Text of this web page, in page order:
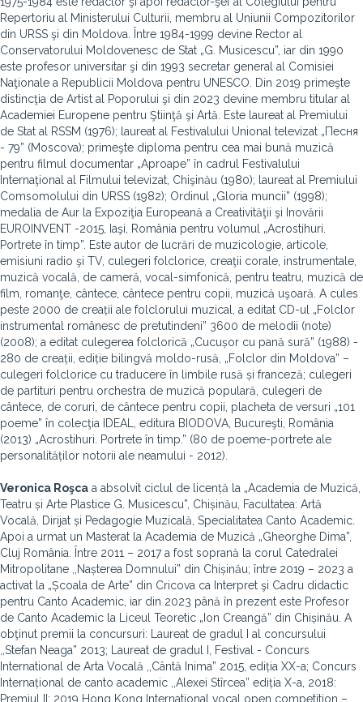
Repertoriu al Ministerului Culturii, membru al Uniunii Compozitorilor
din URSS şi din Moldova. Între 1984-1999 devine Rector al
Conservatorului Moldovenesc de Stat „G. Musicescu”, iar din 1990
este profesor universitar şi din 1993 secretar general al Comisiei
Naţionale a Republicii Moldova pentru UNESCO. Din 2019 primeşte
distincţia de Artist al Poporului şi din 2023 devine membru titular al
Academiei Europene pentru Ştiinţă şi Artă. Este laureat al Premiului
de Stat al RSSM (1976); laureat al Festivalului Unional televizat „Песня
- 79” (Moscova); primeşte diploma pentru cea mai bună muzică
pentru filmul documentar „Aproape” în cadrul Festivalului
Internaţional al Filmului televizat, Chişinău (1980); laureat al Premiului
Comsomolului din URSS (1982); Ordinul „Gloria muncii” (1998);
medalia de Aur la Expoziţia Europeană a Creativităţii şi Inovării
EUROINVENT -2015, Iaşi, România pentru volumul „Acrostihuri.
Portrete în timp”. Este autor de lucrări de muzicologie, articole,
emisiuni radio şi TV, culegeri folclorice, creaţii corale, instrumentale,
muzică vocală, de cameră, vocal-simfonică, pentru teatru, muzică de
film, romanţe, cântece, cântece pentru copii, muzică uşoară. A cules
peste 2000 de creații ale folclorului muzical, a editat CD-ul „Folclor
instrumental românesc de pretutindeni” 3600 de melodii (note)
(2008); a editat culegerea folclorică „Cucușor cu pană sură” (1988) -
280 de creații, ediție bilingvă moldo-rusă, „Folclor din Moldova” –
culegeri folclorice cu traducere în limbile rusă și franceză; culegeri
de partituri pentru orchestra de muzică populară, culegeri de
cântece, de coruri, de cântece pentru copii, placheta de versuri „101
poeme” în colecţia IDEAL, editura BIODOVA, Bucureşti, România
(2013) „Acrostihuri. Portrete în timp.” (80 de poeme-portrete ale
personalităților notorii ale neamului - 2012).
Veronica Roşca a absolvit ciclul de licență la „Academia de Muzică,
Teatru și Arte Plastice G. Musicescu”, Chișinău, Facultatea: Artă
Vocală, Dirijat și Pedagogie Muzicală, Specialitatea Canto Academic.
Apoi a urmat un Masterat la Academia de Muzică „Gheorghe Dima”,
Cluj România. Între 2011 – 2017 a fost soprană la corul Catedralei
Mitropolitane ,,Nașterea Domnului” din Chișinău; între 2019 – 2023 a
activat la „Școala de Arte” din Cricova ca Interpret şi Cadru didactic
pentru Canto Academic, iar din 2023 până în prezent este Profesor
de Canto Academic la Liceul Teoretic „Ion Creangă” din Chișinău. A
obţinut premii la concursuri: Laureat de gradul I al concursului
,,Stefan Neaga” 2013; Laureat de gradul I, Festival - Concurs
International de Arta Vocală ,,Cântă Inima” 2015, ediția XX-a; Concurs
Internațional de canto academic ,,Alexei Stîrcea” ediția X-a, 2018:
Premiul II; 2019 Hong Kong International vocal open competition –